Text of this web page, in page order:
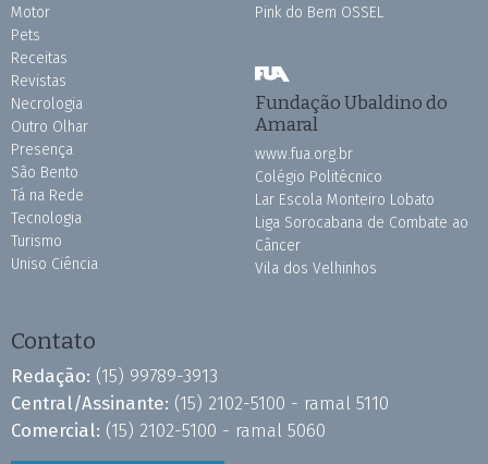
Motor
Pets
Receitas
Revistas
Necrologia
Outro Olhar
Presença
São Bento
Tá na Rede
Tecnologia
Turismo
Uniso Ciência
Pink do Bem OSSEL
Fundação Ubaldino do
Amaral
www.fua.org.br
Colégio Politécnico
Lar Escola Monteiro Lobato
Liga Sorocabana de Combate ao
Câncer
Vila dos Velhinhos
Contato
Redação: (15) 99789-3913
Central/Assinante: (15) 2102-5100 - ramal 5110
Comercial: (15) 2102-5100 - ramal 5060